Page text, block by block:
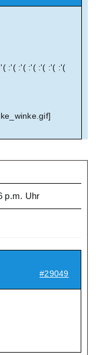
:'( :'( :'( :'( :'( :'(
p.m. Uhr
#29049